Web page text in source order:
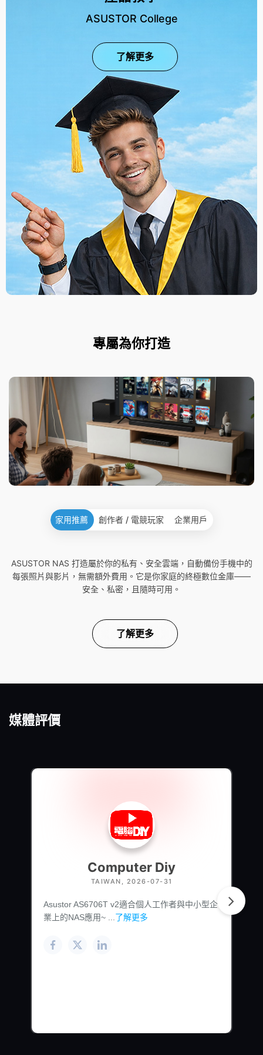
ASUSTOR College
了解更多
專屬為你打造
家用推薦 創作者 / 電競玩家 企業用戶
ASUSTOR NAS 打造屬於你的私有、安全雲端，自動備份手機中的
每張照片與影片，無需額外費用。它是你家庭的終極數位金庫——
安全、私密，且隨時可用。
了解更多
媒體評價
Computer Diy
TAIWAN, 2026-07-31
Asustor AS6706T v2適合個人工作者與中小型企
業上的NAS應用~ ... 了解更多